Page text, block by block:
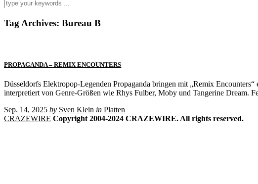
Tag Archives: Bureau B
PROPAGANDA – REMIX ENCOUNTERS
Düsseldorfs Elektropop-Legenden Propaganda bringen mit „Remix
interpretiert von Genre-Größen wie Rhys Fulber, Moby und Tangerine Dream.
Sep. 14, 2025 by Sven Klein in Platten
CRAZEWIRE Copyright 2004-2024 CRAZEWIRE. All rights reserved.